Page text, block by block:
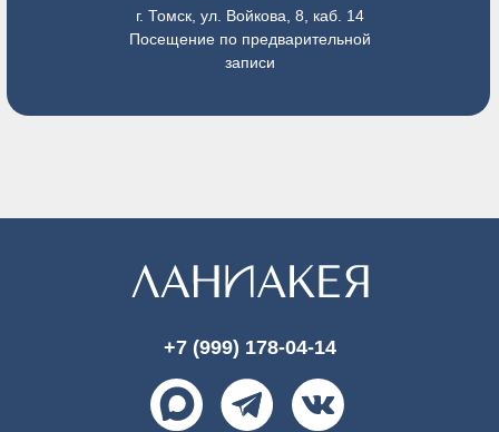
г. Томск, ул. Войкова, 8, каб. 14
Посещение по предварительной
записи
+7 (999) 178-04-14